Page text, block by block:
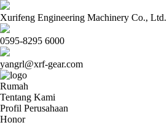
Xurifeng Engineering Machinery Co., Ltd.
0595-8295 6000
yangrl@xrf-gear.com
Rumah
Tentang Kami
Profil Perusahaan
Honor